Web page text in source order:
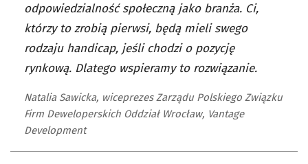
odpowiedzialność społeczną jako branża. Ci,
którzy to zrobią pierwsi, będą mieli swego
rodzaju handicap, jeśli chodzi o pozycję
rynkową. Dlatego wspieramy to rozwiązanie.
Natalia Sawicka, wiceprezes Zarządu Polskiego Związku
Firm Deweloperskich Oddział Wrocław, Vantage
Development